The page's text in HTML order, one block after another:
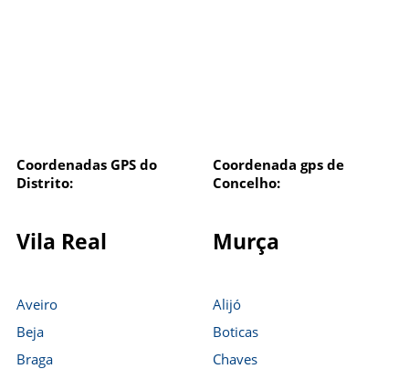
Coordenadas GPS do
Distrito:
Coordenada gps de
Concelho:
Vila Real Murça
Aveiro
Beja
Braga
Alijó
Boticas
Chaves